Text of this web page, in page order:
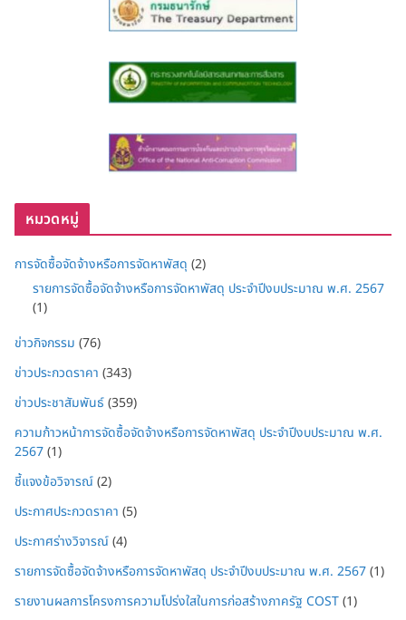
หมวดหมู่
การจัดซื้อจัดจ้างหรือการจัดหาพัสดุ (2)
รายการจัดซื้อจัดจ้างหรือการจัดหาพัสดุ ประจำปีงบประมาณ พ.ศ. 2567
(1)
ข่าวกิจกรรม (76)
ข่าวประกวดราคา (343)
ข่าวประชาสัมพันธ์(359)
ความก้าวหน้าการจัดซื้อจัดจ้างหรือการจัดหาพัสดุ ประจำปีงบประมาณ พ.ศ.
2567(1)
ชี้แจงข้อวิจารณ์(2)
ประกาศประกวดราคา (5)
ประกาศร่างวิจารณ์(4)
รายการจัดซื้อจัดจ้างหรือการจัดหาพัสดุ ประจำปีงบประมาณ พ.ศ. 2567(1)
รายงานผลการโครงการความโปร่งใสในการก่อสร้างภาครัฐ COST(1)